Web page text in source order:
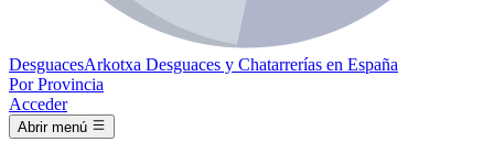
DesguacesArkotxa Desguaces y Chatarrerías en España
Por Provincia
Acceder
Abrir menú